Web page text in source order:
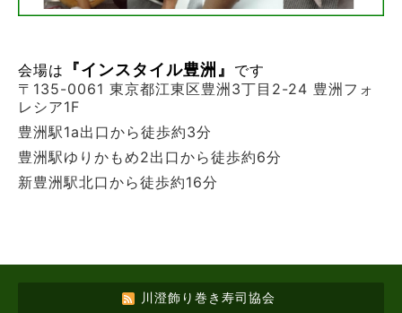
会場は 『インスタイル豊洲』 です
〒135-0061 東京都江東区豊洲3丁目2-24 豊洲フォ
レシア1F
豊洲駅1a出口から徒歩約3分
豊洲駅ゆりかもめ2出口から徒歩約6分
新豊洲駅北口から徒歩約16分
川澄飾り巻き寿司協会